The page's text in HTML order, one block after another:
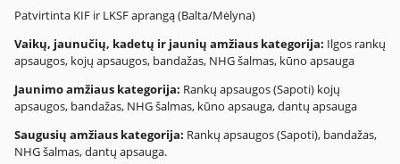
Patvirtinta KIF ir LKSF aprangą (Balta/Mėlyna)
Vaikų, jaunučių, kadetų ir jaunių amžiaus kategorija: Ilgos rankų
apsaugos, kojų apsaugos, bandažas, NHG šalmas, kūno apsauga
Jaunimo amžiaus kategorija: Rankų apsaugos (Sapoti) kojų
apsaugos, bandažas, NHG šalmas, kūno apsauga, dantų apsauga
Saugusių amžiaus kategorija: Rankų apsaugos (Sapoti), bandažas,
NHG šalmas, dantų apsauga.